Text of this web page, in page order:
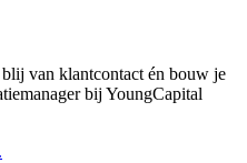
van klantcontact én bouw je
bij YoungCapital